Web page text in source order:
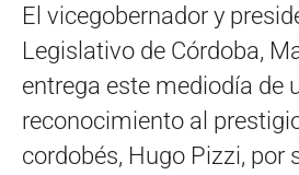
El vicegobernador y
Legislativo de Córdoba,
entrega este mediodía de
reconocimiento al
cordobés, Hugo Pizzi, por